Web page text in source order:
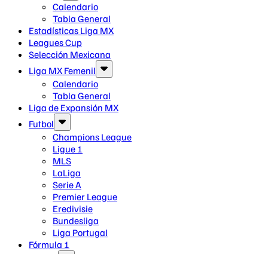
Calendario
Tabla General
Estadísticas Liga MX
Leagues Cup
Selección Mexicana
Liga MX Femenil
Calendario
Tabla General
Liga de Expansión MX
Futbol
Champions League
Ligue 1
MLS
LaLiga
Serie A
Premier League
Eredivisie
Bundesliga
Liga Portugal
Fórmula 1